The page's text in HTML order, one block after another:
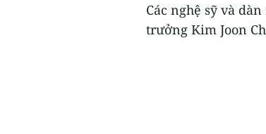
Các nghệ sỹ và
trưởng Kim Joon